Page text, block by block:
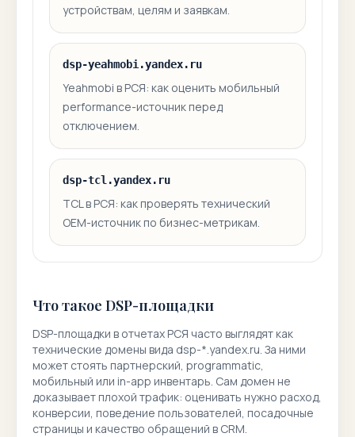
устройствам, целям и заявкам.
dsp-yeahmobi.yandex.ru
Yeahmobi в РСЯ: как оценить мобильный
performance-источник перед
отключением.
dsp-tcl.yandex.ru
TCL в РСЯ: как проверять технический
OEM-источник по бизнес-метрикам.
Что такое DSP-площадки
DSP-площадки в отчетах РСЯ часто выглядят как
технические домены вида dsp-*.yandex.ru. За ними
может стоять партнерский, programmatic,
мобильный или in-app инвентарь. Сам домен не
доказывает плохой трафик: оценивать нужно расход,
конверсии, поведение пользователей, посадочные
страницы и качество обращений в CRM.